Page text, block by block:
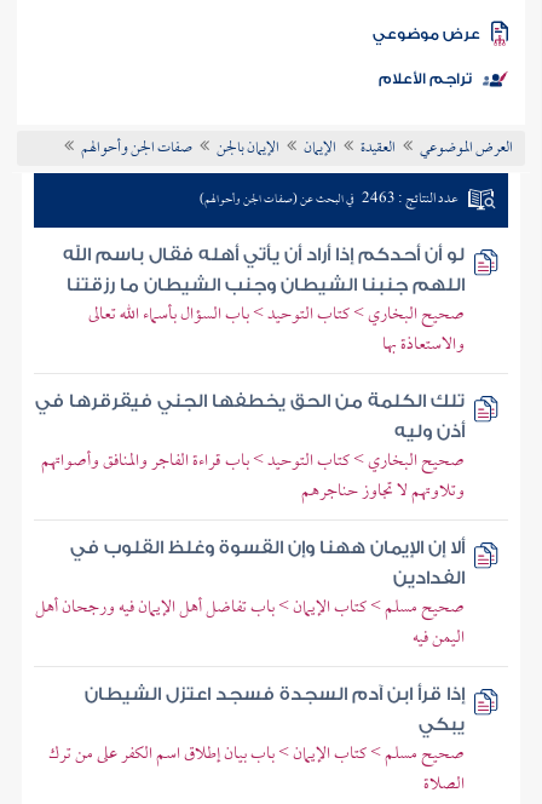
الكتب
موضوعي
تراجم الأعلام
العرض الموضوعي العقيدة الإيمان الإيمان بالجن صفات الجن وأحوالهم
عدد النتائج : 2463 في البحث عن (صفات الجن وأحوالهم)
لو أن أحدكم إذا أراد أن يأتي أهله فقال باسم الله
اللهم جنبنا الشيطان وجنب الشيطان ما رزقتنا
صحيح البخاري > كتاب التوحيد > باب السؤال بأسماء الله تعالى
والاستعاذة بها
تلك الكلمة من الحق يخطفها الجني فيقرقرها في
أذن وليه
صحيح البخاري > كتاب التوحيد > باب قراءة الفاجر والمنافق وأصواتهم
وتلاوتهم لا تجاوز حناجرهم
ألا إن الإيمان ههنا وإن القسوة وغلظ القلوب في
الفدادين
صحيح مسلم > كتاب الإيمان > باب تفاضل أهل الإيمان فيه ورجحان أهل
اليمن فيه
إذا قرأ ابن آدم السجدة فسجد اعتزل الشيطان
يبكي
صحيح مسلم > كتاب الإيمان > باب بيان إطلاق اسم الكفر على من ترك
الصلاة